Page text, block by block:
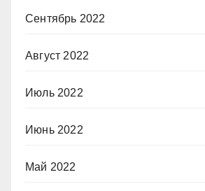
Сентябрь 2022
Август 2022
Июль 2022
Июнь 2022
Май 2022